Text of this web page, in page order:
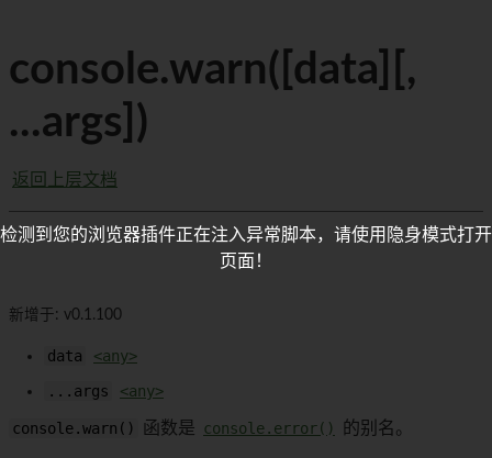
console.warn([data][,
...args])
返回上层文档
新增于: v0.1.100
data
<any>
...args
<any>
console.warn() 函数是 console.error() 的别名。
检测到您的浏览器插件正在注入异常脚本，请使用隐身模式打开
页面！